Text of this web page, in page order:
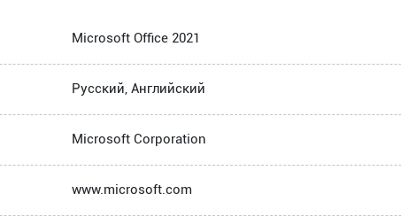
Microsoft Office 2021
Русский, Английский
Microsoft Corporation
www.microsoft.com